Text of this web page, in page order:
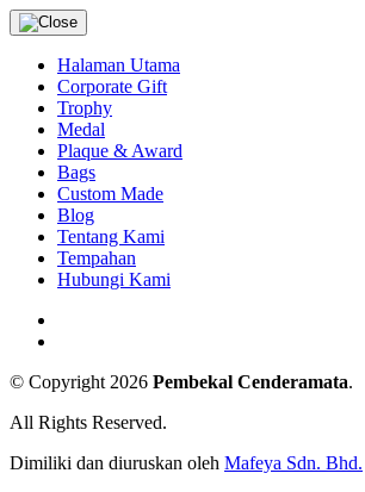
Halaman Utama
Corporate Gift
Trophy
Medal
Plaque & Award
Bags
Custom Made
Blog
Tentang Kami
Tempahan
Hubungi Kami
© Copyright 2026 Pembekal Cenderamata.
All Rights Reserved.
Dimiliki dan diuruskan oleh Mafeya Sdn. Bhd.